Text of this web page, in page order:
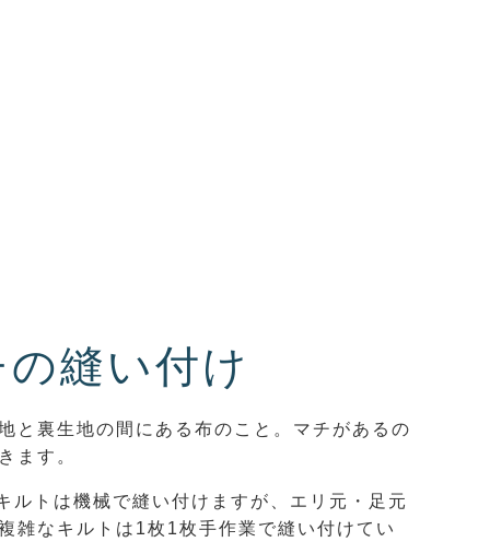
縫い付け
と裏生地の間にある布のこと。マチがあるの
ます。
ルトは機械で縫い付けますが、エリ元・足元
雑なキルトは1枚1枚手作業で縫い付けてい